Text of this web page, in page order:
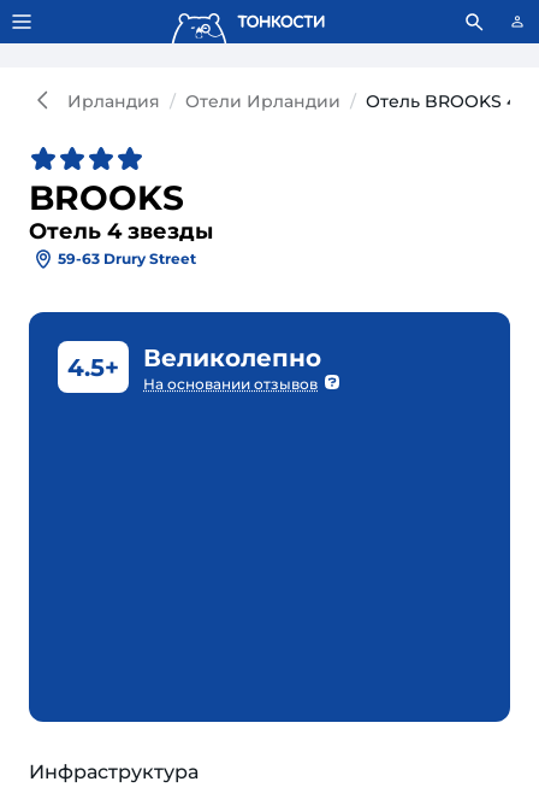
Тонкости используют сookie-файлы. Что это значит?
Ирландия Отели Ирландии Отель BROOKS 4*
BROOKS
Отель 4 звезды
59-63 Drury Street
4.5+ Великолепно
На основании отзывов
Инфраструктура